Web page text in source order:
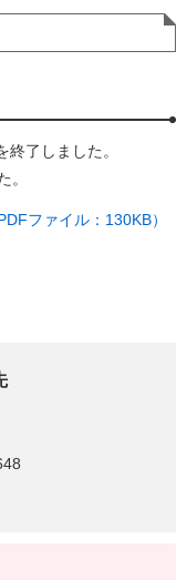
了しました。
。
ファイル：130KB）